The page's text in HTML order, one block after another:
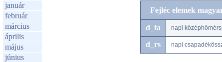
január
február
március
április
május
június
Fejléc elemek
d_ta napi
d_rs napi